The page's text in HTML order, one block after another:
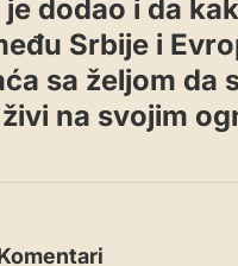
je dodao i da
Srbije i
sa željom da
na svojim